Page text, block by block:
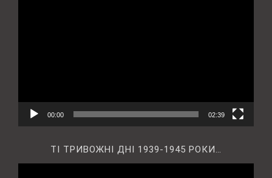
00:00 02:39
ТІ ТРИВОЖНІ ДНІ 1939-1945 РОКИ…